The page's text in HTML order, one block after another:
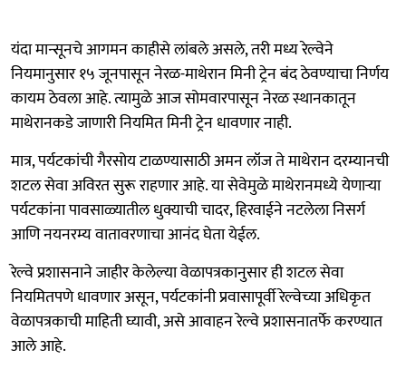
यंदा मान्सूनचे आगमन काहीसे लांबले असले, तरी मध्य रेल्वेने
नियमानुसार १५ जूनपासून नेरळ-माथेरान मिनी ट्रेन बंद ठेवण्याचा निर्णय
कायम ठेवला आहे. त्यामुळे आज सोमवारपासून नेरळ स्थानकातून
माथेरानकडे जाणारी नियमित मिनी ट्रेन धावणार नाही.
मात्र, पर्यटकांची गैरसोय टाळण्यासाठी अमन लॉज ते माथेरान दरम्यानची
शटल सेवा अविरत सुरू राहणार आहे. या सेवेमुळे माथेरानमध्ये येणाऱ्या
पर्यटकांना पावसाळ्यातील धुक्याची चादर, हिरवाईने नटलेला निसर्ग
आणि नयनरम्य वातावरणाचा आनंद घेता येईल.
रेल्वे प्रशासनाने जाहीर केलेल्या वेळापत्रकानुसार ही शटल सेवा
नियमितपणे धावणार असून, पर्यटकांनी प्रवासापूर्वी रेल्वेच्या अधिकृत
वेळापत्रकाची माहिती घ्यावी, असे आवाहन रेल्वे प्रशासनातर्फे करण्यात
आले आहे.